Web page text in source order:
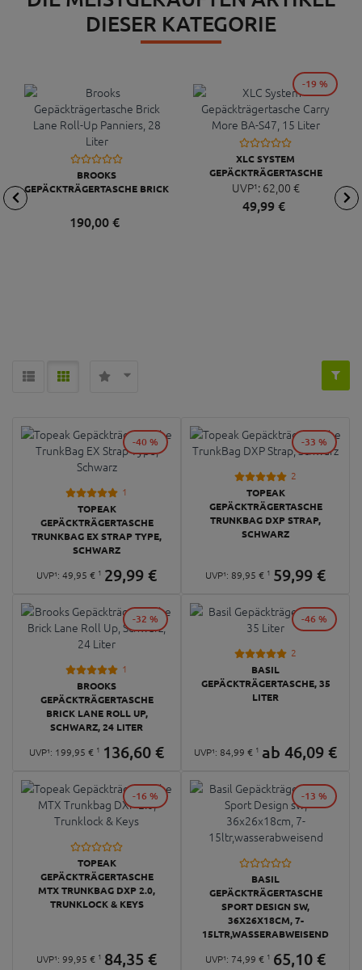
DIESER KATEGORIE
BROOKS
GEPÄCKTRÄGERTASCHE BRICK
LITER
190,00€
XLC SYSTEM
GEPÄCKTRÄGERTASCHE
CARRY MORE BA-S47, 15
LITER
UVP¹: 62,00 €
49,99 €
-19 %
1
TOPEAK
GEPÄCKTRÄGERTASCHE
TRUNKBAG EX STRAP TYPE,
SCHWARZ
UVP¹: 49, 95 € 1 29,99€
-40 %
2
TOPEAK
GEPÄCKTRÄGERTASCHE
TRUNKBAG DXP STRAP,
SCHWARZ
UVP¹: 89, 95 € 1 59,99€
-33 %
1
BROOKS
GEPÄCKTRÄGERTASCHE
BRICK LANE ROLL UP,
SCHWARZ, 24 LITER
UVP¹: 199, 95 € 1 136,60€
-32 %
2
BASIL
GEPÄCKTRÄGERTASCHE, 35
LITER
UVP¹: 84, 99 € 1 ab 46,09€
-46 %
TOPEAK
GEPÄCKTRÄGERTASCHE
MTX TRUNKBAG DXP 2.0,
TRUNKLOCK & KEYS
UVP¹: 99, 95 € 1 84,35 €
-16 %
BASIL
GEPÄCKTRÄGERTASCHE
SPORT DESIGN SW,
36X26X18CM, 7-
15LTR,WASSERABWEISEND
UVP¹: 74, 99 € 1 65,10€
-13 %